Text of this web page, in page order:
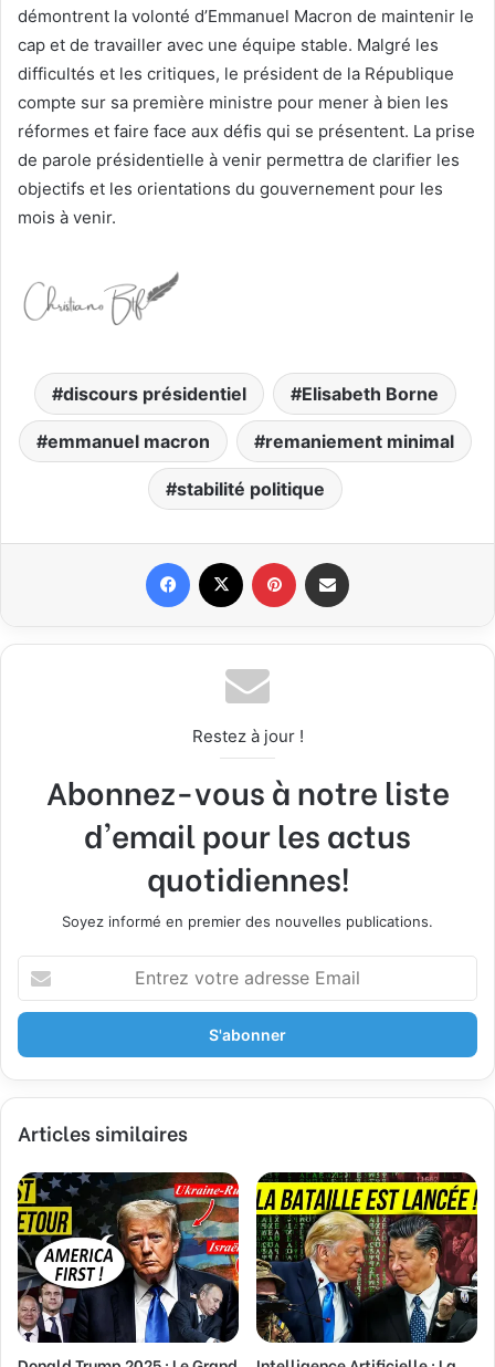
démontrent la volonté d’Emmanuel Macron de maintenir le
cap et de travailler avec une équipe stable. Malgré les
difficultés et les critiques, le président de la République
compte sur sa première ministre pour mener à bien les
réformes et faire face aux défis qui se présentent. La prise
de parole présidentielle à venir permettra de clarifier les
objectifs et les orientations du gouvernement pour les
mois à venir.
discours présidentiel Elisabeth Borne
emmanuel macron remaniement minimal
stabilité politique
Restez à jour !
Abonnez-vous à notre liste
d'email pour les actus
quotidiennes!
Soyez informé en premier des nouvelles publications.
t
e
z
o
r
e
a
d
r
e
s
s
e
Articles similaires